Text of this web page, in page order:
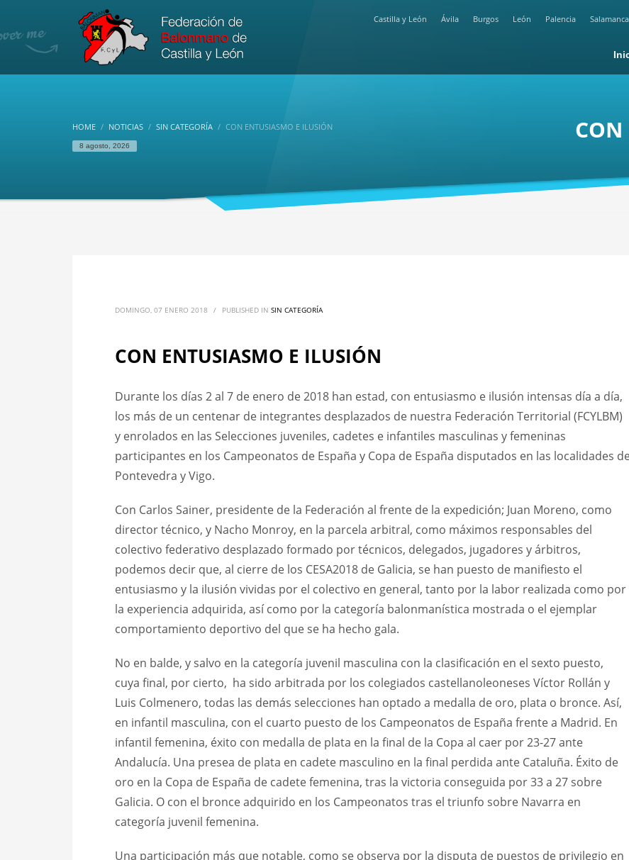
Castilla y León Ávila Burgos León Palencia Salamanca
HOME NOTICIAS SIN CATEGORÍA CON ENTUSIASMO E ILUSIÓN
8 agosto, 2026
DOMINGO, 07 ENERO 2018 / PUBLISHED IN SIN CATEGORÍA
CON ENTUSIASMO E ILUSIÓN
Durante los días 2 al 7 de enero de 2018 han estad, con entusiasmo e ilusión intensas día a día,
los más de un centenar de integrantes desplazados de nuestra Federación Territorial (FCYLBM)
y enrolados en las Selecciones juveniles, cadetes e infantiles masculinas y femeninas
participantes en los Campeonatos de España y Copa de España disputados en las localidades
Pontevedra y Vigo.
Con Carlos Sainer, presidente de la Federación al frente de la expedición; Juan Moreno, como
director técnico, y Nacho Monroy, en la parcela arbitral, como máximos responsables del
colectivo federativo desplazado formado por técnicos, delegados, jugadores y árbitros,
podemos decir que, al cierre de los CESA2018 de Galicia, se han puesto de manifiesto el
entusiasmo y la ilusión vividas por el colectivo en general, tanto por la labor realizada como por
la experiencia adquirida, así como por la categoría balonmanística mostrada o el ejemplar
comportamiento deportivo del que se ha hecho gala.
No en balde, y salvo en la categoría juvenil masculina con la clasificación en el sexto puesto,
cuya final, por cierto, ha sido arbitrada por los colegiados castellanoleoneses Víctor Rollán y
Luis Colmenero, todas las demás selecciones han optado a medalla de oro, plata o bronce. Así,
en infantil masculina, con el cuarto puesto de los Campeonatos de España frente a Madrid. En
infantil femenina, éxito con medalla de plata en la final de la Copa al caer por 23-27 ante
Andalucía. Una presea de plata en cadete masculino en la final perdida ante Cataluña. Éxito de
oro en la Copa de España de cadete femenina, tras la victoria conseguida por 33 a 27 sobre
Galicia. O con el bronce adquirido en los Campeonatos tras el triunfo sobre Navarra en
categoría juvenil femenina.
Una participación más que notable, como se observa por la disputa de puestos de privilegio en